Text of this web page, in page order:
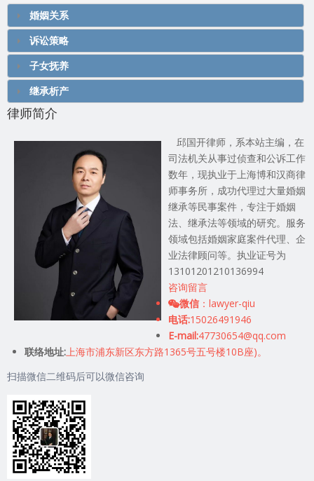
婚姻关系
诉讼策略
子女抚养
继承析产
律师简介
邱国开律师，系本站主编，在
司法机关从事过侦查和公诉工作
数年，现执业于上海博和汉商律
师事务所，成功代理过大量婚姻
继承等民事案件，专注于婚姻
法、继承法等领域的研究。服务
领域包括婚姻家庭案件代理、企
业法律顾问等。执业证号为
13101201210136994
咨询留言
微信 ：lawyer-qiu
电话:15026491946
E-mail:47730654@qq.com
联络地址: 上海市浦东新区东方路1365号五号楼10B座)。
扫描微信二维码后可以微信咨询